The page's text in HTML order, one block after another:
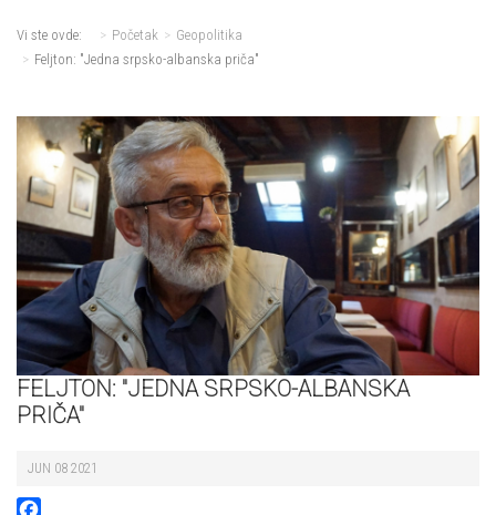
Vi ste ovde: Početak
Geopolitika
Feljton: "Jedna srpsko-albanska priča"
FELJTON: "JEDNA SRPSKO-ALBANSKA
PRIČA"
JUN 08 2021